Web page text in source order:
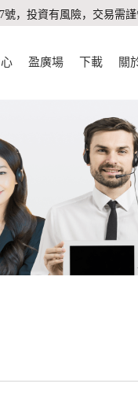
號，投資有風險，交易需謹
盈廣場 下載 關